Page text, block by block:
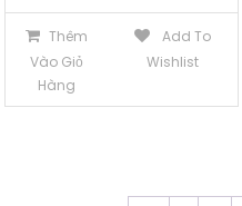
Thêm
Vào Giỏ
Hàng
Add To
Wishlist